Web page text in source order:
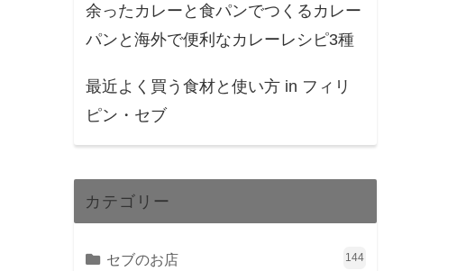
余ったカレーと食パンでつくるカレー
パンと海外で便利なカレーレシピ3種
最近よく買う食材と使い方 in フィリ
ピン・セブ
カテゴリー
セブのお店 144